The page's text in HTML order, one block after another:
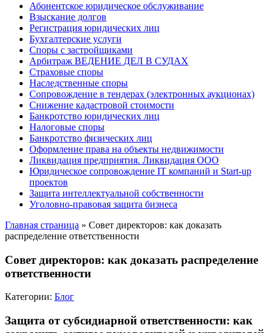
Абонентское юридическое обслуживание
Взыскание долгов
Регистрация юридических лиц
Бухгалтерские услуги
Споры с застройщиками
Арбитраж ВЕДЕНИЕ ДЕЛ В СУДАХ
Страховые споры
Наследственные споры
Сопровождение в тендерах (электронных аукционах)
Снижение кадастровой стоимости
Банкротство юридических лиц
Налоговые споры
Банкротство физических лиц
Оформление права на объекты недвижимости
Ликвидация предприятия. Ликвидация ООО
Юридическое сопровождение IT компаний и Start-up
проектов
Защита интеллектуальной собственности
Уголовно-правовая защита бизнеса
Главная страница » Совет директоров: как доказать
распределение ответственности
Совет директоров: как доказать распределение
ответственности
Категории: Блог
Защита от субсидиарной ответственности: как